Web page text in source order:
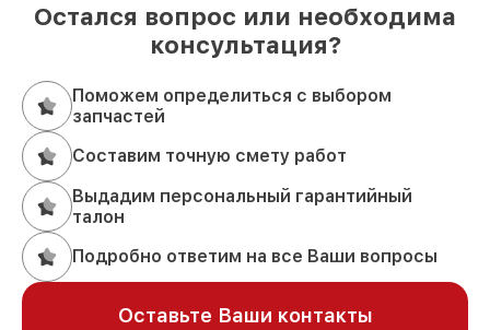
Остался вопрос или необходима
консультация?
Поможем определиться с выбором
запчастей
Составим точную смету работ
Выдадим персональный гарантийный
талон
Подробно ответим на все Ваши вопросы
Оставьте Ваши контакты